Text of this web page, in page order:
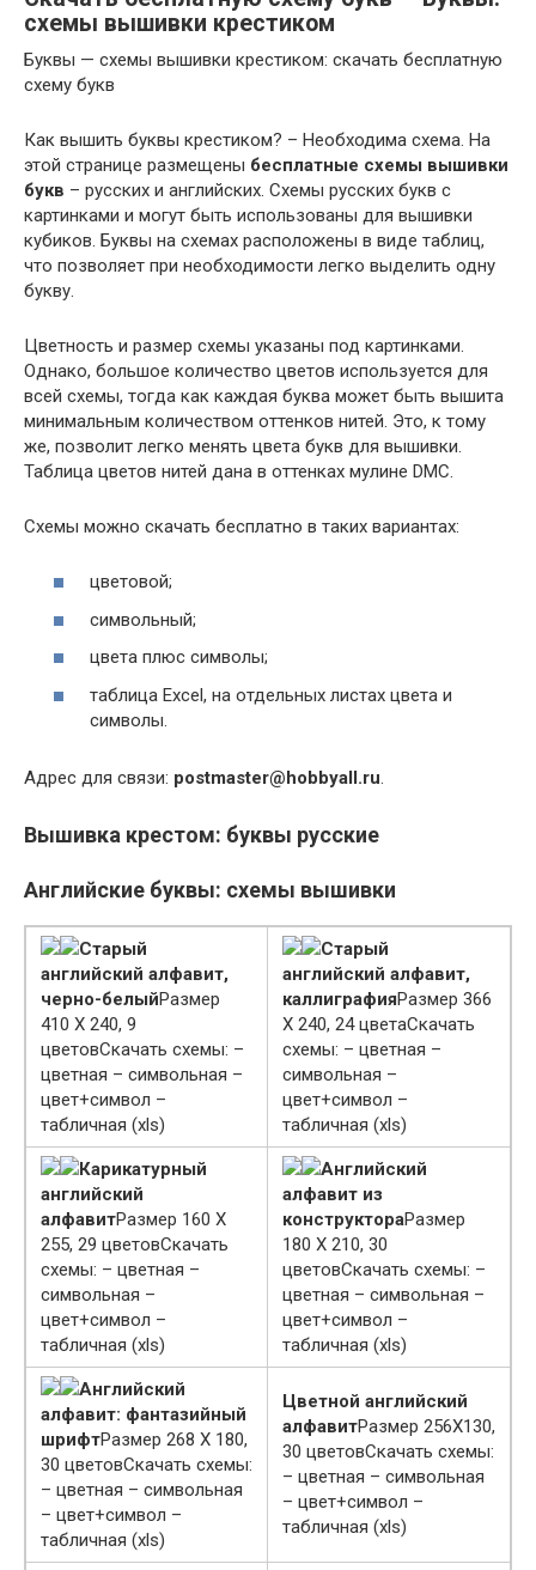
схемы вышивки крестиком
Буквы — схемы вышивки крестиком: скачать бесплатную
схему букв
Как вышить буквы крестиком? – Необходима схема. На
этой странице размещены бесплатные схемы вышивки
букв – русских и английских. Схемы русских букв с
картинками и могут быть использованы для вышивки
кубиков. Буквы на схемах расположены в виде таблиц,
что позволяет при необходимости легко выделить одну
букву.
Цветность и размер схемы указаны под картинками.
Однако, большое количество цветов используется для
всей схемы, тогда как каждая буква может быть вышита
минимальным количеством оттенков нитей. Это, к тому
же, позволит легко менять цвета букв для вышивки.
Таблица цветов нитей дана в оттенках мулине DMC.
Схемы можно скачать бесплатно в таких вариантах:
цветовой;
символьный;
цвета плюс символы;
таблица Excel, на отдельных листах цвета и
символы.
Адрес для связи: postmaster@hobbyall.ru.
Вышивка крестом: буквы русские
Английские буквы: схемы вышивки
Старый
английский алфавит,
черно-белыйРазмер
410 Х 240, 9
цветовСкачать схемы: –
цветная – символьная –
цвет+символ –
табличная (xls)
Старый
английский алфавит,
каллиграфияРазмер 366
Х 240, 24 цветаСкачать
схемы: – цветная –
символьная –
цвет+символ –
табличная (xls)
Карикатурный
английский
алфавитРазмер 160 Х
255, 29 цветовСкачать
схемы: – цветная –
символьная –
цвет+символ –
табличная (xls)
Английский
алфавит из
конструктораРазмер
180 Х 210, 30
цветовСкачать схемы: –
цветная – символьная –
цвет+символ –
табличная (xls)
Английский
алфавит: фантазийный
шрифтРазмер 268 Х 180,
30 цветовСкачать схемы:
– цветная – символьная
– цвет+символ –
табличная (xls)
Цветной английский
алфавитРазмер 256Х130,
30 цветовСкачать схемы:
– цветная – символьная
– цвет+символ –
табличная (xls)